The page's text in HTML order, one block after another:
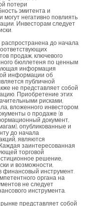
потери
эмитента и
могут негативно повлиять
Инвесторам следует
до начала
продаж, ключевого
бюллетеня по ценным
информация
информации об
публичной
не представляет собой
Приобретение этих
рисками,
вложенного инвестором.
о продаже (в
документ,
опубликованные и
до начала
являются
заинтересованная
торговой
решение,
и возможности,
финансовый инструмент.
органа на
не следует
инструмента.
представляет собой